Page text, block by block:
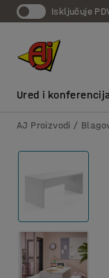
Isključuje
Ured i
AJ Proizvodi